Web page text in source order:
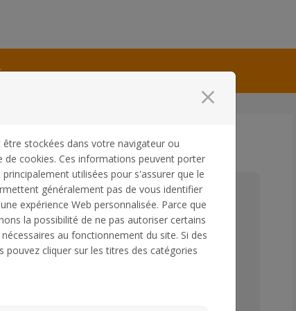
Créer un nouveau compte
Créer un compte utilisateur afin d'introduire une
demande.
close
stockées dans votre navigateur ou
cookies. Ces informations peuvent porter
utilisées pour s'assurer que le
généralement pas de vous identifier
expérience Web personnalisée. Parce que
la possibilité de ne pas autoriser certains
au fonctionnement du site. Si des
cliquer sur les titres des catégories